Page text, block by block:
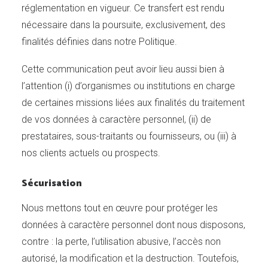
réglementation en vigueur. Ce transfert est rendu
nécessaire dans la poursuite, exclusivement, des
finalités définies dans notre Politique.
Cette communication peut avoir lieu aussi bien à
l’attention (i) d’organismes ou institutions en charge
de certaines missions liées aux finalités du traitement
de vos données à caractère personnel, (ii) de
prestataires, sous-traitants ou fournisseurs, ou (iii) à
nos clients actuels ou prospects.
Sécurisation
Nous mettons tout en œuvre pour protéger les
données à caractère personnel dont nous disposons,
contre : la perte, l’utilisation abusive, l’accès non
autorisé, la modification et la destruction. Toutefois,